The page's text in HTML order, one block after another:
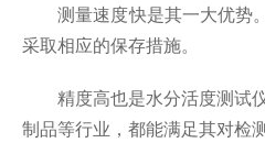
测量速度快是其一大优势。
采取相应的保存措施。
精度高也是水分活度测试仪
制品等行业，都能满足其对检